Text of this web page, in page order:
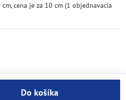
cena je za 10 cm (1 objednavacia
Do košíka